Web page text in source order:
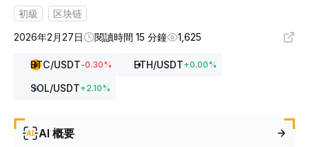
初級
区块链
2026年2月27日
閱讀時間 15 分鐘 1,625
BTC/USDT-0.30% ETH/USDT+0.00%
SOL/USDT+2.10%
AI 概要